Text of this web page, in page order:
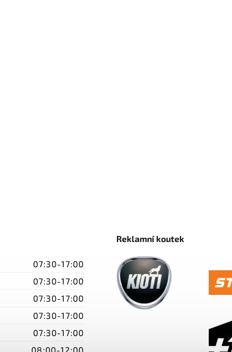
07:30-17:00
07:30-17:00
07:30-17:00
07:30-17:00
07:30-17:00
08:00-12:00
Reklamní koutek